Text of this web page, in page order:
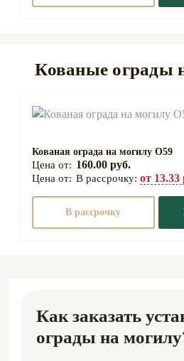
толщиной 8 см
толщиной 5 см
Монтаж надгробной плиты на
толщиной 8 см
Монтаж борта тротуарного на
периметр 1,6 * 2,3 м
Кованые ограды
Кованая ограда на могилу О59
160.00 руб.
В рассрочку: от 13.33
В рассрочку
Как заказать
ограды на